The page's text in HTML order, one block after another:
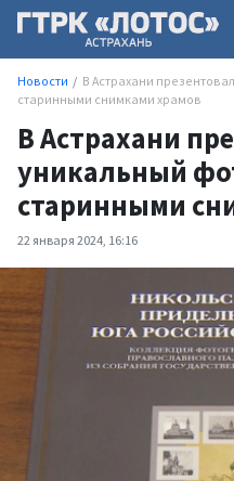
Новости
В Астрахани
старинными снимками храмов
В Астрахани
уникальный
старинными
22 января 2024, 16:16